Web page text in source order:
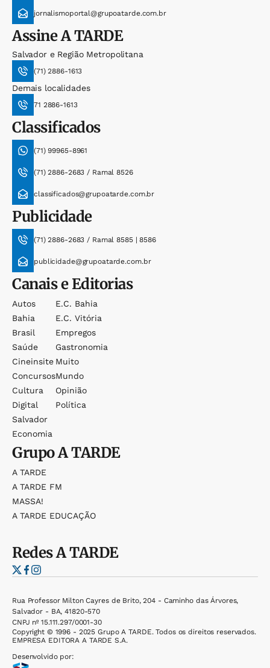
jornalismoportal@grupoatarde.com.br
AssineA TARDE
Salvador e Região Metropolitana
(71) 2886-1613
Demais localidades
71 2886-1613
Classificados
(71) 99965-8961
(71) 2886-2683 / Ramal 8526
classificados@grupoatarde.com.br
Publicidade
(71) 2886-2683 / Ramal 8585 | 8586
publicidade@grupoatarde.com.br
Canais e Editorias
Autos
Bahia
Brasil
Saúde
Cineinsite
Concursos
Cultura
Digital
Salvador
Economia
E.c. Bahia
E.c. Vitória
Empregos
Gastronomia
Muito
Mundo
Opinião
Política
GrupoA TARDE
A TARDE
A TARDE FM
MASSA!
A TARDE EDUCAÇÃO
RedesA TARDE
Rua Professor Milton Cayres de Brito, 204 - Caminho das Árvores,
Salvador - BA, 41820-570
CNPJ nº 15.111.297/0001-30
Copyright © 1996 - 2025 Grupo A TARDE. Todos os direitos reservados.
EMPRESA EDITORA A TARDE S.A.
Desenvolvido por: